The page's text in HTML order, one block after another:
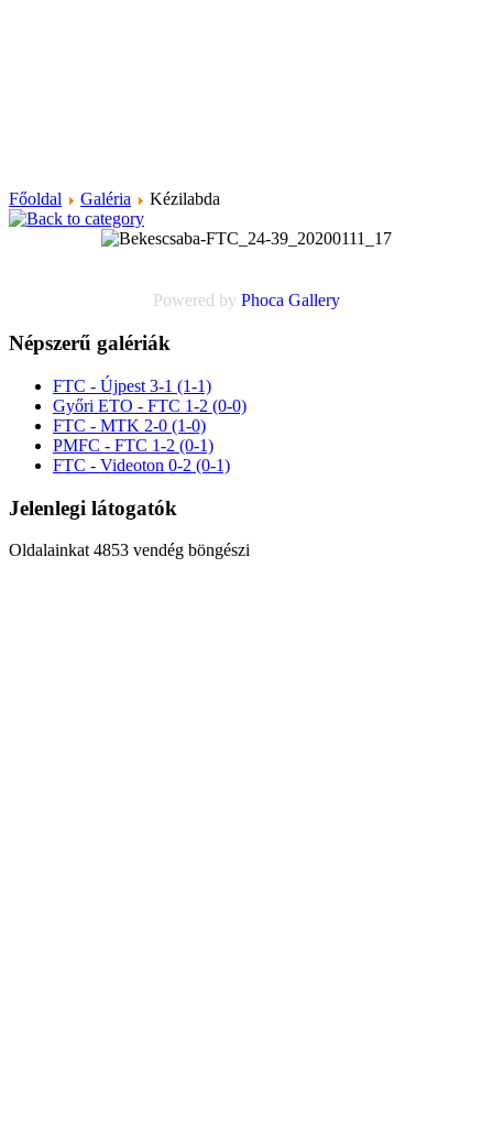
Főoldal Galéria Kézilabda
Powered by Phoca Gallery
Népszerű galériák
FTC - Újpest 3-1 (1-1)
Győri ETO - FTC 1-2 (0-0)
FTC - MTK 2-0 (1-0)
PMFC - FTC 1-2 (0-1)
FTC - Videoton 0-2 (0-1)
Jelenlegi látogatók
Oldalainkat 4853 vendég böngészi